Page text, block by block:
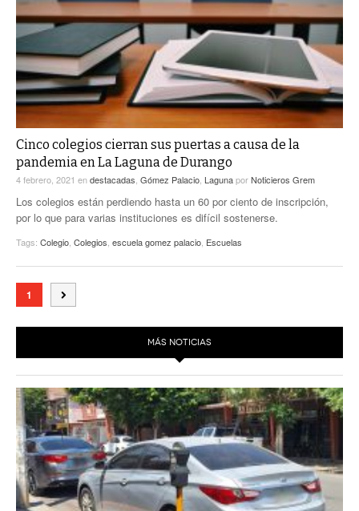
Cinco colegios cierran sus puertas a causa de la
pandemia en La Laguna de Durango
4 febrero, 2021 endestacadas Gómez Palacio LagunaporNoticieros Grem
Los colegios están perdiendo hasta un 60 por ciento de inscripción,
por lo que para varias instituciones es difícil sostenerse.
Tags: Colegio Colegios escuela gomez palacio Escuelas
1
MÁS NOTICIAS